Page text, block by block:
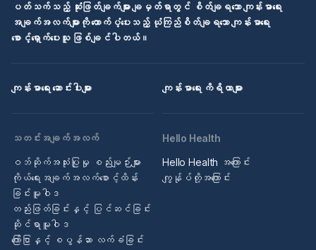
ပတ်သက်သည့် ဆုံးဖြတ်ချက်များ ချမှတ်ရာတွင် စိတ်ချရသော ကျန်းမာရေး
အချက်အလက်များကို ထောက်ပံ့ပေးသည့် ယုံကြည်စိတ်ချရသော ကျန်းမာရေး
စောင့်ရှောက်ပေးသူ ဖြစ်ချင်ပါတယ်။
ကျန်းမာရေး ဆောင်းပါးများ ကျန်းမာရေး ကိရိယာများ
သတင်းအချက်အလက်
ဝဘ်ဆိုက်အသုံးပြုမှု စည်းမျဉ်းများ
ကိုယ်ရေးအချက်အလက်စောင့်ထိန်း
ခြင်းမူဝါဒ
တည်းဖြတ်ခြင်းနှင့် ပြင်ဆင်ခြင်း
ဆိုင်ရာမူဝါဒ
ကြော်ငြာနှင့် စပွန်ဆာ လက်ခံခြင်း
Hello Health
Hello Health အကြောင်း
ကျွန်ုပ်တို့အကြောင်း